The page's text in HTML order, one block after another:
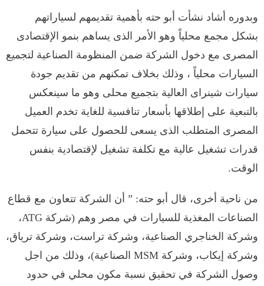
وبدوره أشاد نشأت أبو حته بأهمية تقديمهم لسياراتهم
بشكل مجمع محلياً وهو الأمر الذى يساهم بنمو الإقتصادى
المصرى مع دخول الشركة ضمن المنظومة الصناعية لتجميع
السيارات محلياً ، وذلك بخلاف تمكنهم من تقديم جودة
سيارات شينراى العالية بتجميع محلى وهو ما سينعكس
بالتبعية على إطلاقها بأسعار تنافسية للغاية تخدم العميل
المصرى المتطلب الذى يسعى للحصول على سيارة تتحمل
قدرات تشغيل عالية مع تكلفة تشغيل لإقتصادية بنفس
الوقت.
من ناحية أخرى، قال أبو حته: ” أن الشركة تتعاون مع قطاع
الصناعات المغذية للسيارات في مصر وهم (شركة ATG،
وشركة الخناجري الصناعية، وشركة تراست، وشركة ترياق،
وشركة إيكاب، وشركة MSM الصناعية)، وذلك من اجل
وصول الشركة في تحقيق نسبة مكون محلي في حدود